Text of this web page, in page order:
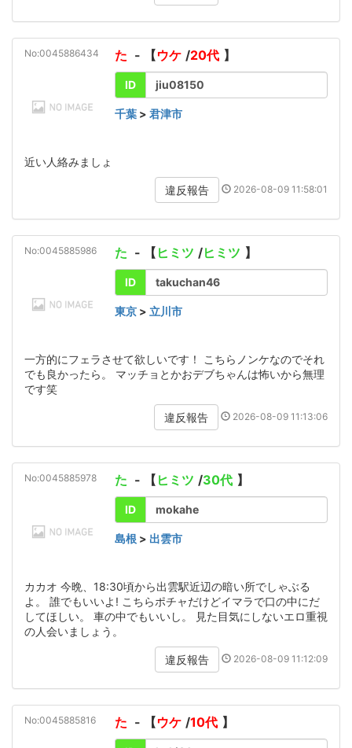
No:0045886434 た - 【ウケ /20代 】
ID jiu08150
千葉 > 君津市
近い人絡みましょ
違反報告 2026-08-09 11:58:01
No:0045885986 た - 【 ヒミツ /ヒミツ 】
ID takuchan46
東京 > 立川市
一方的にフェラさせて欲しいです！ こちらノンケなのでそれ
でも良かったら。 マッチョとかおデブちゃんは怖いから無理
です笑
違反報告 2026-08-09 11:13:06
No:0045885978 た - 【 ヒミツ /30代 】
ID mokahe
島根 > 出雲市
カカオ 今晩、18:30頃から出雲駅近辺の暗い所でしゃぶる
よ。 誰でもいいよ! こちらポチャだけどイマラで口の中にだ
してほしい。 車の中でもいいし。 見た目気にしないエロ重視
の人会いましょう。
違反報告 2026-08-09 11:12:09
No:0045885816 た - 【ウケ /10代 】